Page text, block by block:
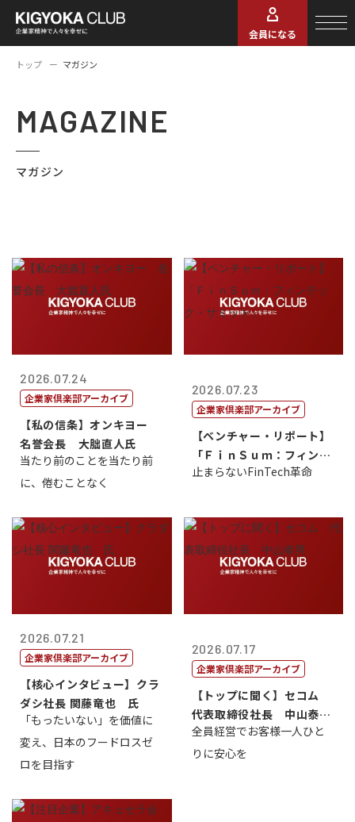
会員になる
トップ マガジン
MAGAZINE
マガジン
2026.07.24
企業家倶楽部アーカイブ
【私の信条】オンキヨー
名誉会長 大朏直人氏
当たり前のことを当たり前
に、倦むことなく
2026.07.23
企業家倶楽部アーカイブ
【ベンチャー・リポート】
「ＦｉｎＳｕｍ：フィンテ
ック・サミッ...
止まらないFinTech革命
2026.07.21
企業家倶楽部アーカイブ
【核心インタビュー】クラ
ダシ社長 関藤竜也 氏
「もったいない」を価値に
変え、日本のフードロスゼ
ロを目指す
2026.07.17
企業家倶楽部アーカイブ
【トップに聞く】セコム
代表取締役社長 中山泰
男
全員経営でお客様一人ひと
りに安心を